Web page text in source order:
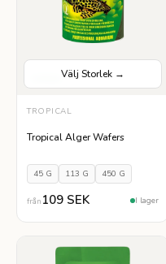
HelfoderVälj Storlek →
VÄLJ STORLEK
45 G 113 G 450 G
TROPICAL
Tropical Alger Wafers
45 G 113 G 450 G
från 109 SEK I lager